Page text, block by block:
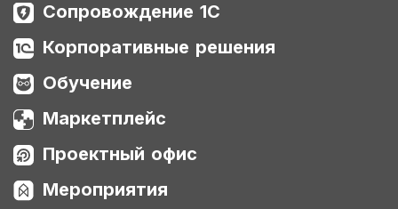
Сопровождение 1С
Корпоративные решения
Обучение
Маркетплейс
Проектный офис
Мероприятия